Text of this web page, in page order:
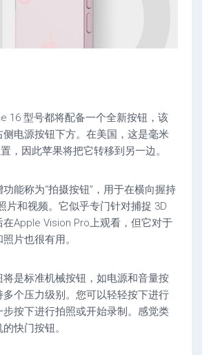
16 型号都将配备一个全新按钮，该
电源按钮下方。在美国，这是毫米
，因此苹果将把它转移到另一边。
能称为“拍摄按钮”，用于在横向握持
片和视频。它似乎专门针对捕捉 3D
在Apple Vision Pro上观看，但它对于
片也很有用。
是标准机械按钮，如电源和音量按
个压力级别。您可以轻轻按下进行
按下进行拍照或开始录制。感觉类
快门按钮。